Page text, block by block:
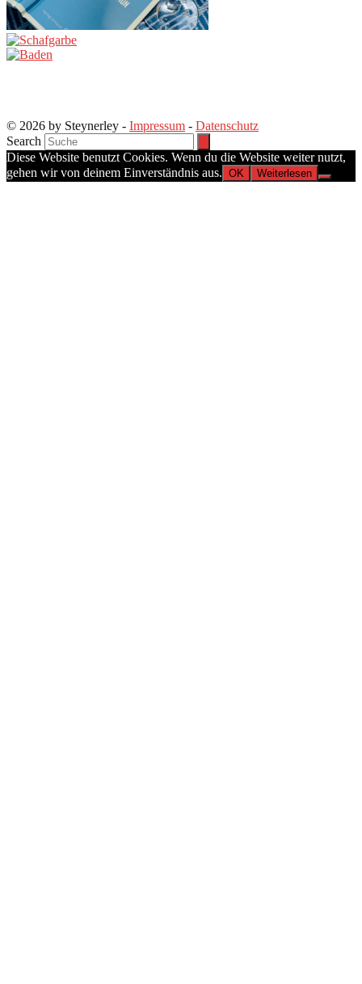
© 2026 by Steynerley - Impressum - Datenschutz
Search
Diese Website benutzt Cookies. Wenn du die Website weiter nutzt,
gehen wir von deinem Einverständnis aus. OK Weiterlesen